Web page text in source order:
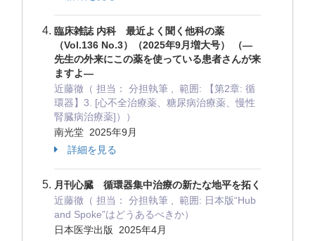
臨床雑誌 内科 最近よく聞く他科の薬
（Vol.136 No.3）（2025年9月増大号） （―
先生の外来にこの薬を使っている患者さんが来
ますよ―
近藤徹（ 担当： 分担執筆 , 範囲: 【第2章: 循
環器】3. [心不全治療薬、糖尿病治療薬、慢性
腎臓病治療薬]））
南光堂 2025年9月
詳細を見る
月刊心臓 循環器集中治療の新たな地平を拓く
近藤徹（ 担当： 分担執筆 , 範囲: 日本版“Hub
and Spoke”はどうあるべきか）
日本医学出版 2025年4月